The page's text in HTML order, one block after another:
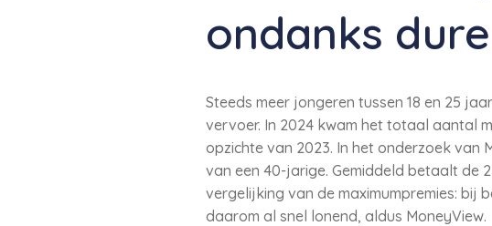
ondanks
Steeds meer jongeren tussen 18 en 25
vervoer. In 2024 kwam het totaal aantal
opzichte van 2023. In het onderzoek van
van een 40-jarige. Gemiddeld betaalt de
vergelijking van de maximumpremies: bij
daarom al snel lonend, aldus MoneyView.